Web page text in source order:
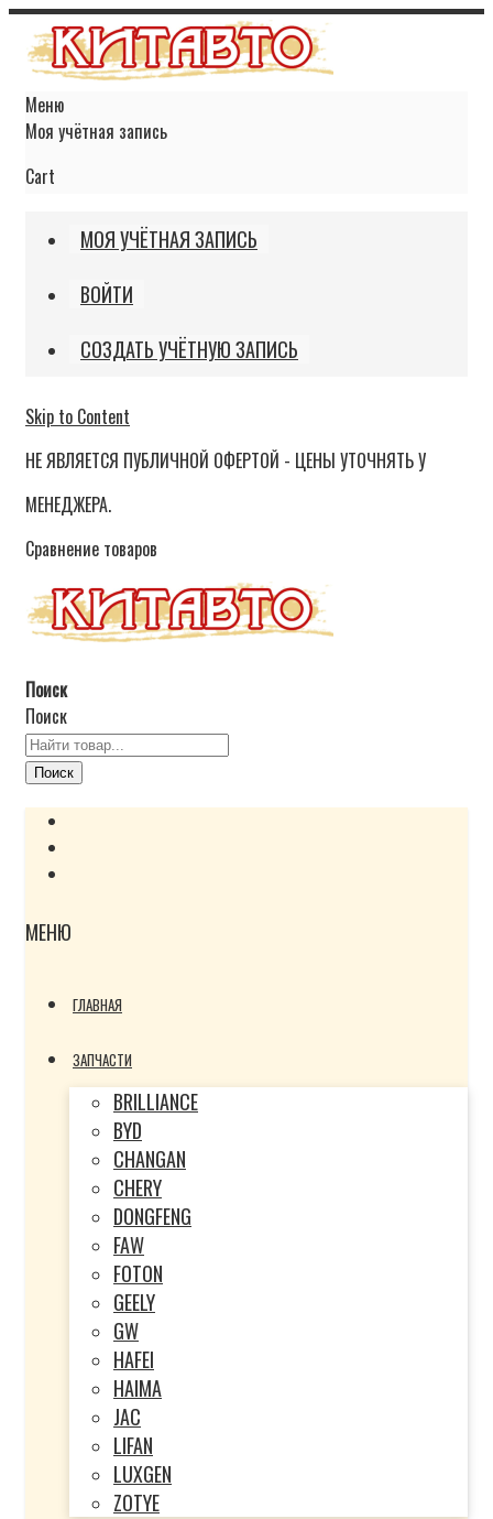
Меню
Моя учётная запись
Cart
МОЯ УЧЁТНАЯ ЗАПИСЬ
ВОЙТИ
СОЗДАТЬ УЧЁТНУЮ ЗАПИСЬ
Skip to Content
НЕ ЯВЛЯЕТСЯ ПУБЛИЧНОЙ ОФЕРТОЙ - ЦЕНЫ УТОЧНЯТЬ У
МЕНЕДЖЕРА.
Сравнение товаров
Поиск
Поиск
Поиск
МЕНЮ
ГЛАВНАЯ
ЗАПЧАСТИ
BRILLIANCE
BYD
CHANGAN
CHERY
DONGFENG
FAW
FOTON
GEELY
GW
HAFEI
HAIMA
JAC
LIFAN
LUXGEN
ZOTYE